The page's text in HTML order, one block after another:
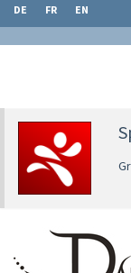
DE FR EN